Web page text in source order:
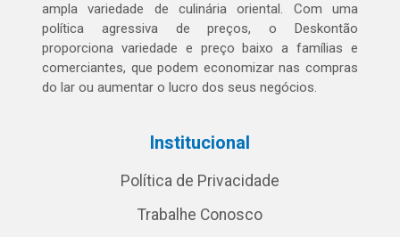
ampla variedade de culinária oriental. Com uma
política agressiva de preços, o Deskontão
proporciona variedade e preço baixo a famílias e
comerciantes, que podem economizar nas compras
do lar ou aumentar o lucro dos seus negócios.
Institucional
Política de Privacidade
Trabalhe Conosco